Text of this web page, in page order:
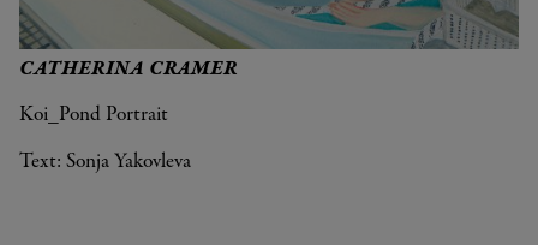
CATHERINA CRAMER
Koi_Pond Portrait
Text: Sonja Yakovleva